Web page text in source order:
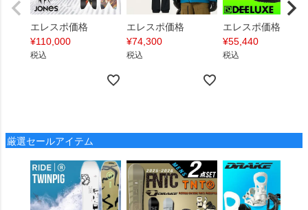
エレスポ価格
¥110,000
税込
エレスポ価格
¥74,300
税込
エレスポ価格
¥55,440
税込
厳選セールアイテム